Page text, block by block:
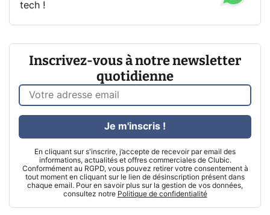
tech !
Inscrivez-vous à notre newsletter
quotidienne
En cliquant sur s'inscrire, j’accepte de recevoir par email des
informations, actualités et offres commerciales de Clubic.
Conformément au RGPD, vous pouvez retirer votre consentement à
tout moment en cliquant sur le lien de désinscription présent dans
chaque email. Pour en savoir plus sur la gestion de vos données,
consultez notre Politique de confidentialité
Je m'inscris !